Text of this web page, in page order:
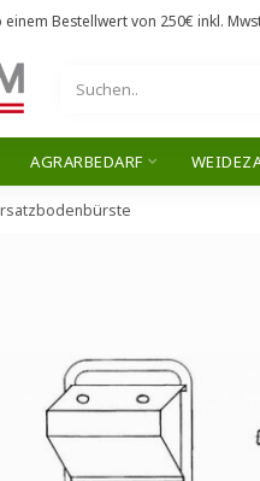
einem Bestellwert von 250€ inkl.
AGRARBEDARF